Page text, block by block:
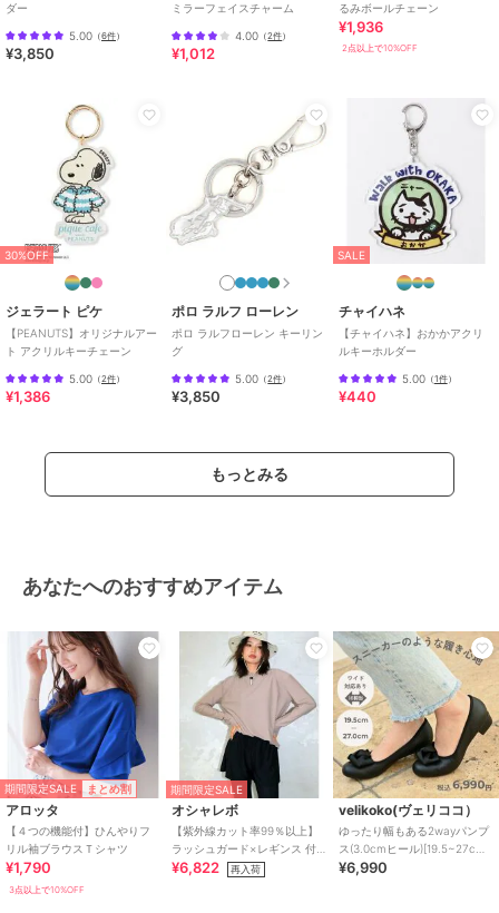
ダー
5.00 （6件）
¥3,850
ミラーフェイスチャーム
4.00 （2件）
¥1,012
るみボールチェーン
¥1,936
2点以上で10%OFF
30%OFF
ジェラート ピケ
【PEANUTS】オリジナルアー
ト アクリルキーチェーン
5.00 （2件）
¥1,386
ポロ ラルフ ローレン
ポロ ラルフローレン キーリン
グ
5.00 （2件）
¥3,850
SALE
チャイハネ
【チャイハネ】おかかアクリ
ルキーホルダー
5.00（1件）
¥440
もっとみる
あなたへのおすすめアイテム
期間限定SALE まとめ割
アロッタ
【４つの機能付】ひんやりフ
リル袖ブラウスＴシャツ
¥1,790
3点以上で10%OFF
期間限定SALE
オシャレボ
【紫外線カット率99％以上】
ラッシュガード×レギンス 付
き タンキニ
¥6,822 再入荷
velikoko(ヴェリココ）
ゆったり幅もある2wayパンプ
ス(3.0cmヒール)[19.5~27cm]
ラクチンきれいシューズ
¥6,990